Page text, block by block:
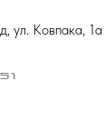
ул. Ковпака, 1а